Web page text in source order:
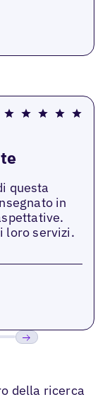
questa
in
loro servizi.
della ricerca